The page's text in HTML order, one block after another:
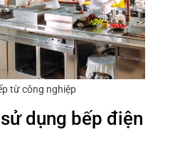
từ công nghiệp
dụng bếp điện